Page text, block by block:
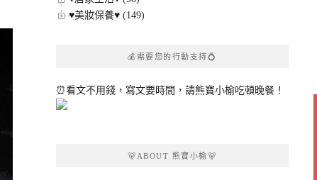
♥美妝保養♥ (149)
💰需要您的行動支持💍
⏰看文不用錢，寫文要時間，請熊寶小榆吃頓晚餐！
🐻ABOUT 熊寶小榆🐻